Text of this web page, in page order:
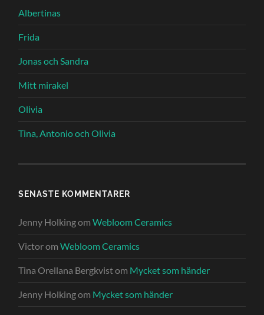
Albertinas
Frida
Jonas och Sandra
Mitt mirakel
Olivia
Tina, Antonio och Olivia
SENASTE KOMMENTARER
Jenny HolkingomWebloom Ceramics
VictoromWebloom Ceramics
Tina Orellana Bergkvistom Mycket som händer
Jenny Holkingom Mycket som händer